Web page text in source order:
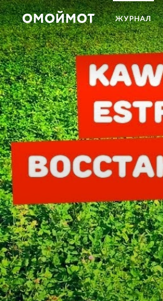
ЖУРНАЛ